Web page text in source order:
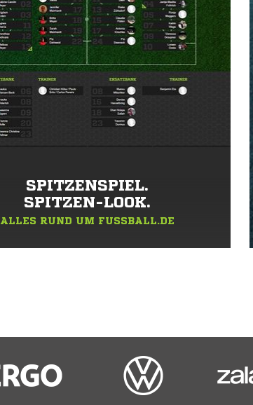
SPITZENSPIEL.
SPITZEN-LOOK.
ALLES RUND UM FUSSBALL.DE